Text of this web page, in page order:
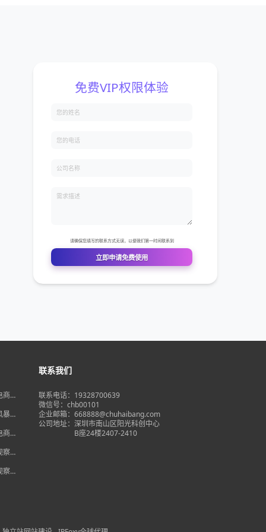
大
】
字
新
突
】
主流
】
联系我们
联系电话：19328700639
微信号：chb00101
企业邮箱：668888@chuhaibang.com
公司地址： 深圳市南山区阳光科创中心
B座24楼2407-2410